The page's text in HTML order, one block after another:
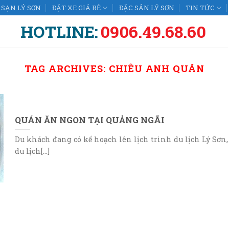
LÝ SƠN ĐẶT XE GIÁ RẺ ĐẶC SẢN LÝ SƠN TIN TỨC
HOTLINE:0906.49.68.60
TAG ARCHIVES: CHIÊU ANH QUÁN
QUÁN ĂN NGON TẠI QUẢNG NGÃI
Du khách đang có kế hoạch lên lịch trình du lịch Lý Sơn,
du lịch[...]